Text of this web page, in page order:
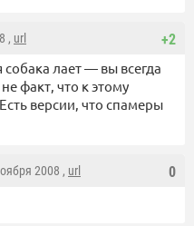
+2
, url
собака лает — вы всегда
факт, что к этому
версии, что спамеры
0
2008 , url